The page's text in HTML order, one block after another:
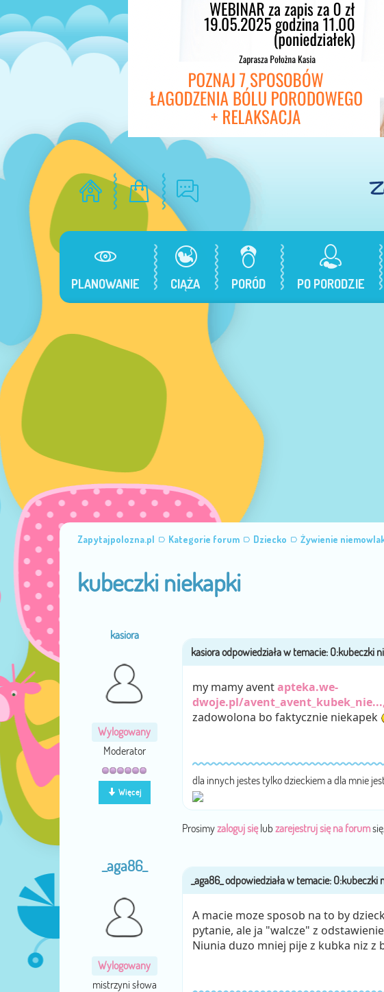
PLANOWANIE CIĄŻA PORÓD PO PORODZIE
Zapytajpolozna.pl Kategorie forum Dziecko Żywienie
kubeczki niekapki
kasiora
Wylogowany
Moderator
Więcej
my mamy aventapteka.we-
dwoje.pl/
zadowolona bo faktycznie niekapek
dla innych jestes tylko dzieckiem a dla mnie
Prosimyzaloguj sięlub zarejestruj się na forum
_aga86_
Wylogowany
mistrzyni słowa
A macie moze sposob na to by
pytanie, ale ja "walcze" z
Niunia duzo mniej pije z kubka niz z